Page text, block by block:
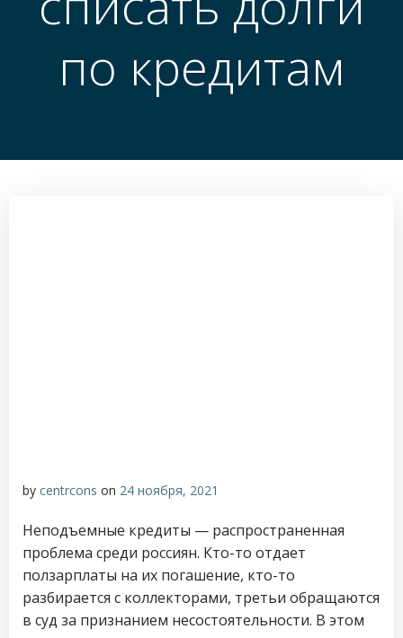
по кредитам
by centrcons on 24 ноября, 2021
Неподъемные кредиты — распространенная
проблема среди россиян. Кто-то отдает
ползарплаты на их погашение, кто-то
разбирается с коллекторами, третьи обращаются
в суд за признанием несостоятельности. В этом